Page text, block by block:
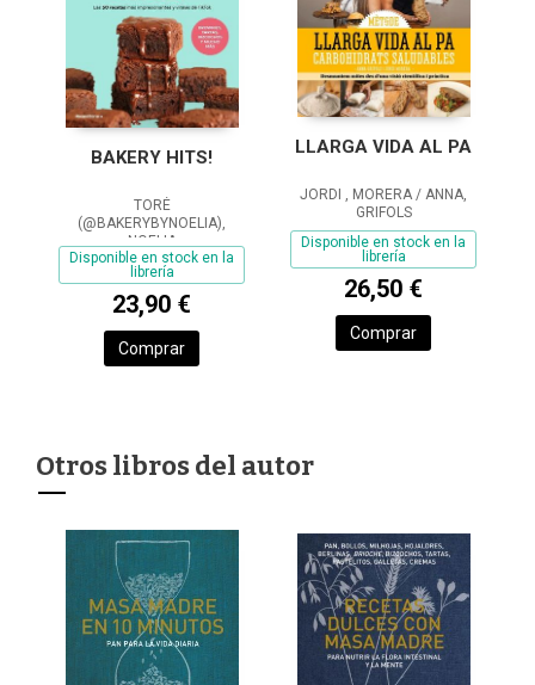
BAKERY HITS!
TORÉ
(@BAKERYBYNOELIA),
NOELIA
Disponible en stock en la
librería
23,90 €
Comprar
LLARGA VIDA AL PA
JORDI , MORERA / ANNA,
GRIFOLS
Disponible en stock en la
librería
26,50 €
Comprar
Otros libros del autor